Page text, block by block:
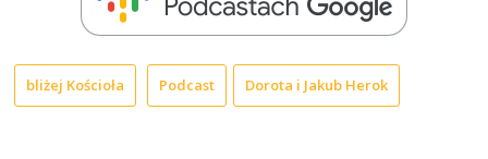
bliżej Kościoła Podcast Dorota i Jakub Herok